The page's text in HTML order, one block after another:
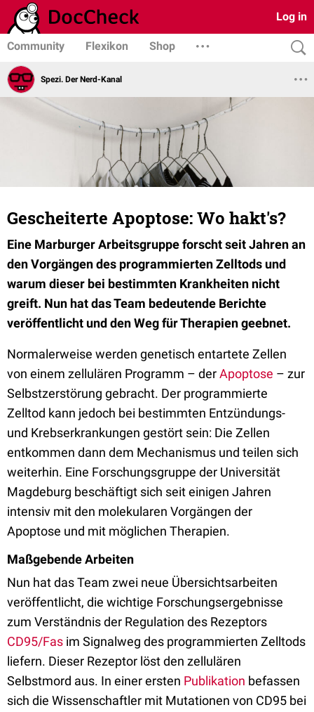
Log in
Community Flexikon Shop
Spezi. Der Nerd-Kanal
Gescheiterte Apoptose: Wo hakt's?
Eine Marburger Arbeitsgruppe forscht seit Jahren an
den Vorgängen des programmierten Zelltods und
warum dieser bei bestimmten Krankheiten nicht
greift. Nun hat das Team bedeutende Berichte
veröffentlicht und den Weg für Therapien geebnet.
Normalerweise werden genetisch entartete Zellen
von einem zellulären Programm – derApoptose – zur
Selbstzerstörung gebracht. Der programmierte
Zelltod kann jedoch bei bestimmten Entzündungs-
und Krebserkrankungen gestört sein: Die Zellen
entkommen dann dem Mechanismus und teilen sich
weiterhin. Eine Forschungsgruppe der Universität
Magdeburg beschäftigt sich seit einigen Jahren
intensiv mit den molekularen Vorgängen der
Apoptose und mit möglichen Therapien.
Maßgebende Arbeiten
Nun hat das Team zwei neue Übersichtsarbeiten
veröffentlicht, die wichtige Forschungsergebnisse
zum Verständnis der Regulation des Rezeptors
CD95/Fas im Signalweg des programmierten Zelltods
liefern. Dieser Rezeptor löst den zellulären
Selbstmord aus. In einer ersten Publikation befassen
sich die Wissenschaftler mit Mutationen von CD95 bei